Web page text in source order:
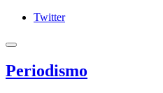
Twitter
Periodismo